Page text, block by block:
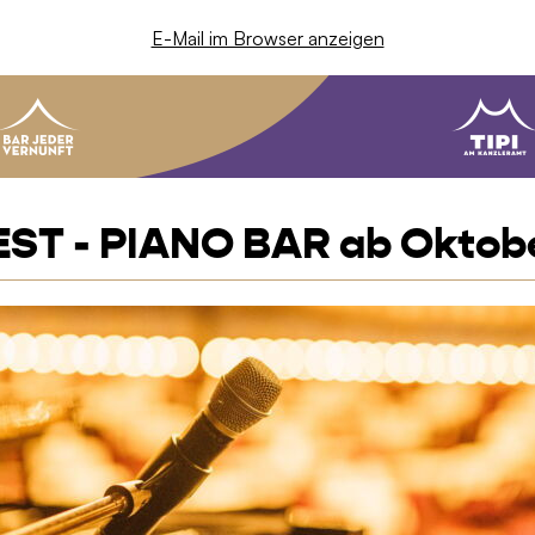
E-Mail im Browser anzeigen
- PIANO BAR ab